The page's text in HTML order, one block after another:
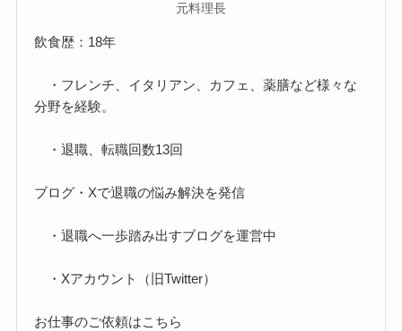
元料理長
飲食歴：18年
・フレンチ、イタリアン、カフェ、薬膳など様々な
分野を経験。
・退職、転職回数13回
ブログ・Xで退職の悩み解決を発信
・退職へ一歩踏み出すブログを運営中
・Xアカウント（旧Twitter）
お仕事のご依頼はこちら